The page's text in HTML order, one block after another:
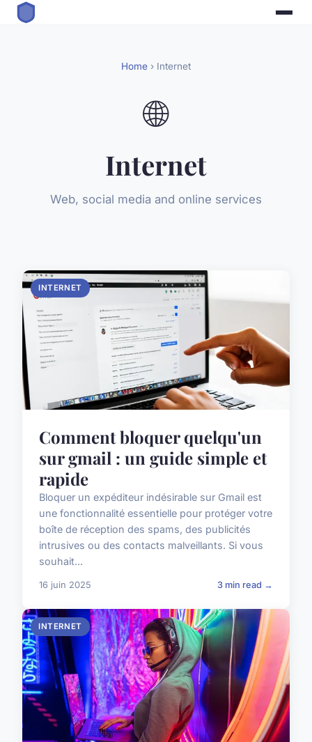
Home › Internet
🌐
Internet
Web, social media and online services
INTERNET
Comment bloquer quelqu'un
sur gmail : un guide simple et
rapide
Bloquer un expéditeur indésirable sur Gmail est
une fonctionnalité essentielle pour protéger votre
boîte de réception des spams, des publicités
intrusives ou des contacts malveillants. Si vous
souhait...
16 juin 2025 3 min read →
INTERNET